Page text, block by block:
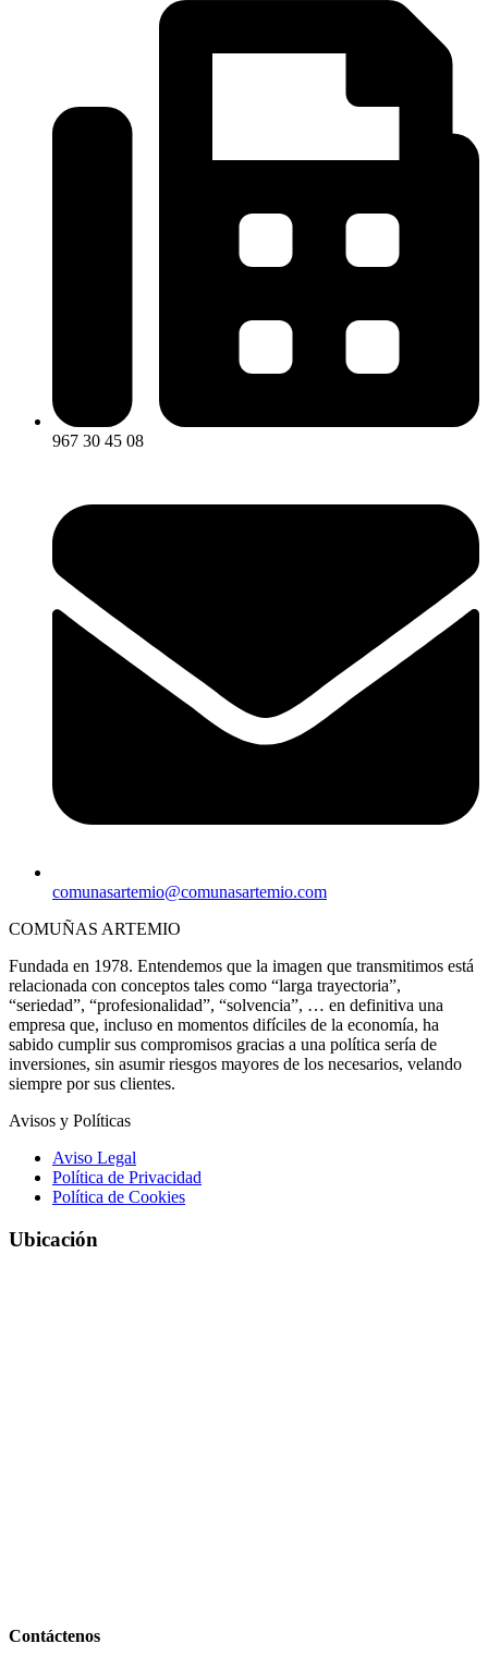
967 30 45 08
comunasartemio@comunasartemio.com
COMUÑAS ARTEMIO
Fundada en 1978. Entendemos que la imagen que transmitimos está
relacionada con conceptos tales como “larga trayectoria”,
“seriedad”, “profesionalidad”, “solvencia”, … en definitiva una
empresa que, incluso en momentos difíciles de la economía, ha
sabido cumplir sus compromisos gracias a una política sería de
inversiones, sin asumir riesgos mayores de los necesarios, velando
siempre por sus clientes.
Avisos y Políticas
Aviso Legal
Política de Privacidad
Política de Cookies
Ubicación
Contáctenos